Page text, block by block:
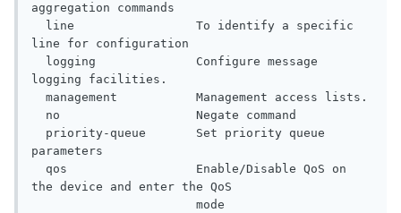
aggregation commands
line                 To identify a specific
line for configuration
logging              Configure message
logging facilities.
management           Management access lists.
no                   Negate command
priority-queue       Set priority queue
parameters
qos                  Enable/Disable QoS on
the device and enter the QoS
mode